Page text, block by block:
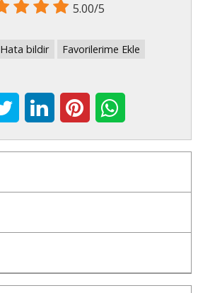
5.00/5
Hata bildir Favorilerime Ekle